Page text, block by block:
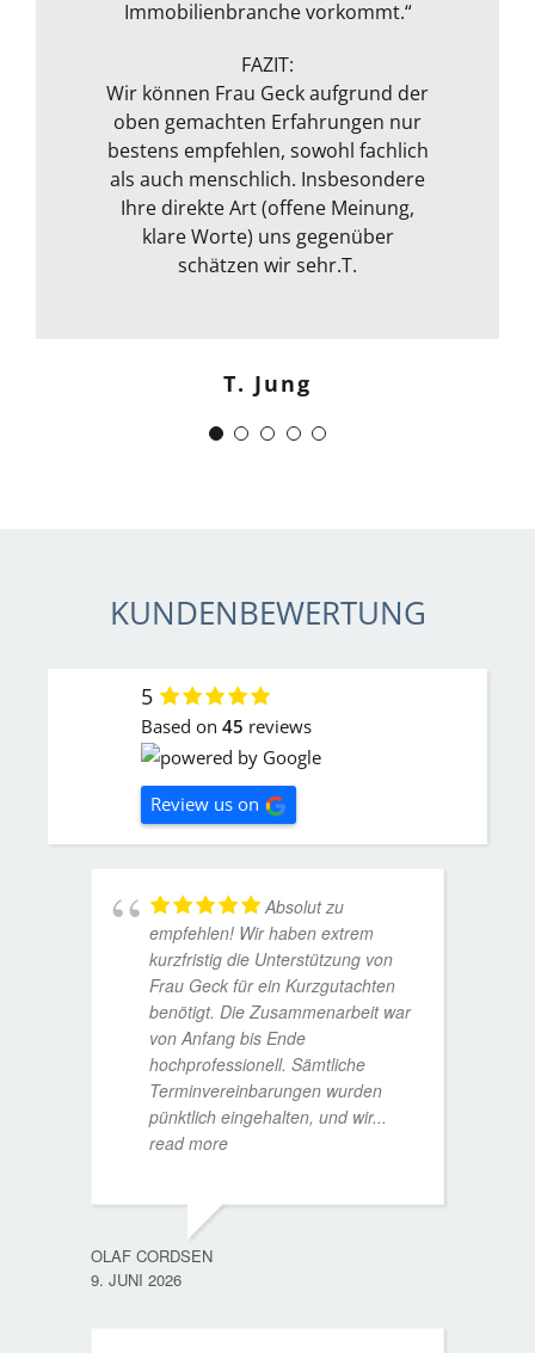
Immobilienbranche vorkommt.“
FAZIT:
Wir können Frau Geck aufgrund der
oben gemachten Erfahrungen nur
bestens empfehlen, sowohl fachlich
als auch menschlich. Insbesondere
Ihre direkte Art (offene Meinung,
klare Worte) uns gegenüber
schätzen wir sehr.T.
T. Jung
entgeht ihrem geschultem Auge
angeboten wird, rundet sie durch
ihre fachliche Kompetenz ab. Termin
war auch sehr kurzfristig und
spontan machbar. Die
Kommunikation war auch bestens .
Egal ob email Telefon etc… Alles in
allem kann ich sie nur
weiterempfehlen. Weiter so !
J. Schwaber
Dank!“
Frank Dettenbach
KUNDENBEWERTUNG
5
Based on 45 reviews
Review us on
Absolut zu
empfehlen! Wir haben extrem
kurzfristig die Unterstützung von
Frau Geck für ein Kurzgutachten
benötigt. Die Zusammenarbeit war
von Anfang bis Ende
hochprofessionell. Sämtliche
Terminvereinbarungen wurden
pünktlich eingehalten, und wir...
read more
OLAF CORDSEN
9. JUNI 2026